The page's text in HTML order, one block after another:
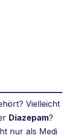
Vielleicht
Diazepam?
nur als Medi